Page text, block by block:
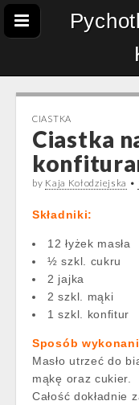
CIASTKA
Ciastka
by Kaja Kołodziejska •
Składniki:
12 łyżek masła
½ szkl. cukru
2 jajka
2 szkl. mąki
1 szkl. konfitur
Sposób
Masło utrzeć do
mąkę oraz cukier.
Całość dokładnie